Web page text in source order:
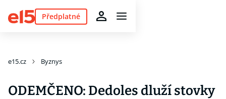
Předplatné
e15.cz Byznys
ODEMČENO: Dedoles dluží stovky